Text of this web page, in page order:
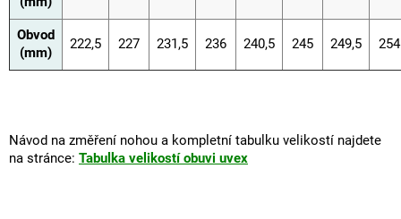
Obvod
(mm)
222,5 227 231,5 236 240,5 245 249,5 254
Návod na změření nohou a kompletní tabulku velikostí najdete
na stránce: Tabulka velikostí obuvi uvex